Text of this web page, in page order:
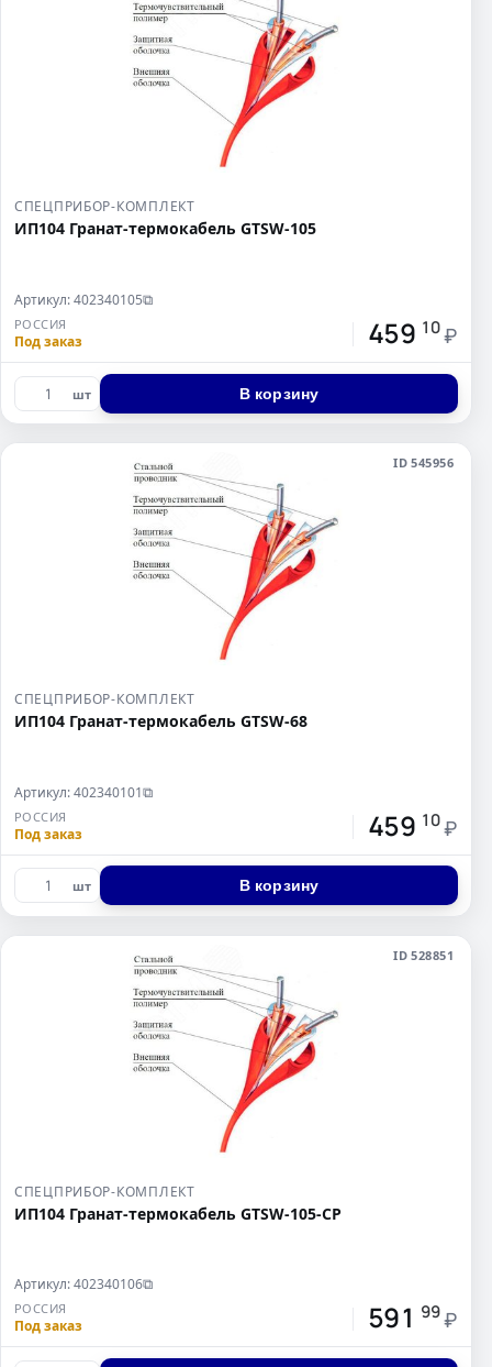
СПЕЦПРИБОР-КОМПЛЕКТ
ИП104 Гранат-термокабель GTSW-105
Артикул: 402340105⧉
РОССИЯ
Под заказ 459 10 ₽
шт В корзину
ID 545956
СПЕЦПРИБОР-КОМПЛЕКТ
ИП104 Гранат-термокабель GTSW-68
Артикул: 402340101⧉
РОССИЯ
Под заказ 459 10 ₽
шт В корзину
ID 528851
СПЕЦПРИБОР-КОМПЛЕКТ
ИП104 Гранат-термокабель GTSW-105-СР
Артикул: 402340106⧉
РОССИЯ
Под заказ 591 99 ₽